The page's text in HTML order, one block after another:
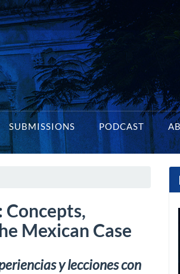
SUBMISSIONS PODCAST
Mexican Case
y lecciones con